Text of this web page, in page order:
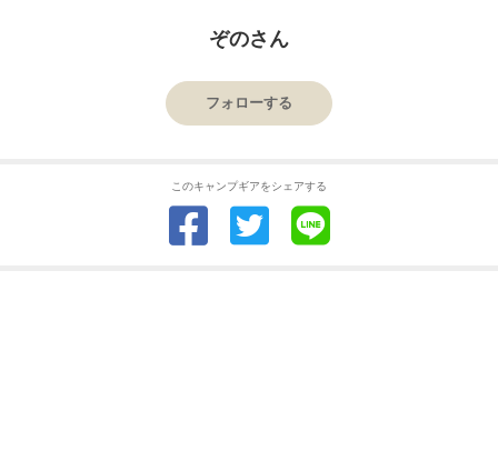
ぞのさん
フォローする
このキャンプギアをシェアする